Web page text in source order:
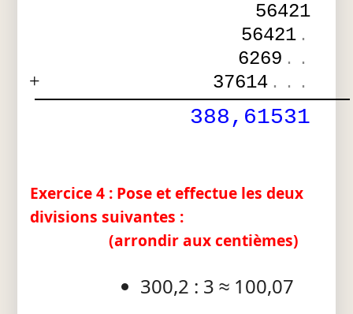
56421
56421 .
6269 .
.
37614 .
.
.
+
388,61531
Exercice 4 : Pose et effectue les deux
divisions suivantes :
(arrondir aux centièmes)
300,2 : 3 ≈ 100,07